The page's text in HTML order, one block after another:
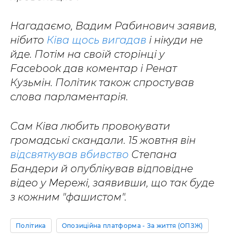
Нагадаємо, Вадим Рабинович заявив,
нібито Ківа щось вигадав і нікуди не
йде. Потім на своїй сторінці у
Facebоok дав коментар і Ренат
Кузьмін. Політик також спростував
слова парламентарія.
Сам Ківа любить провокувати
громадські скандали. 15 жовтня він
відсвяткував вбивство Степана
Бандери й опублікував відповідне
відео у Мережі, заявивши, що так буде
з кожним "фашистом".
Політика Опозиційна платформа - За життя (ОПЗЖ)